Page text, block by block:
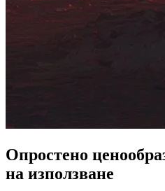
Опростено
на използване